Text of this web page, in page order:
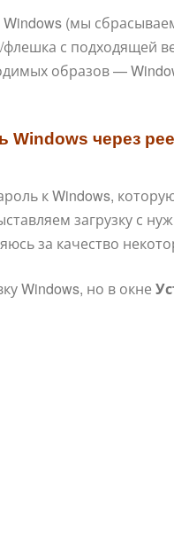
(мы
флешка с подходящей
образов —
Windows через
к Windows,
загрузку с
за качество
Windows, но в окне